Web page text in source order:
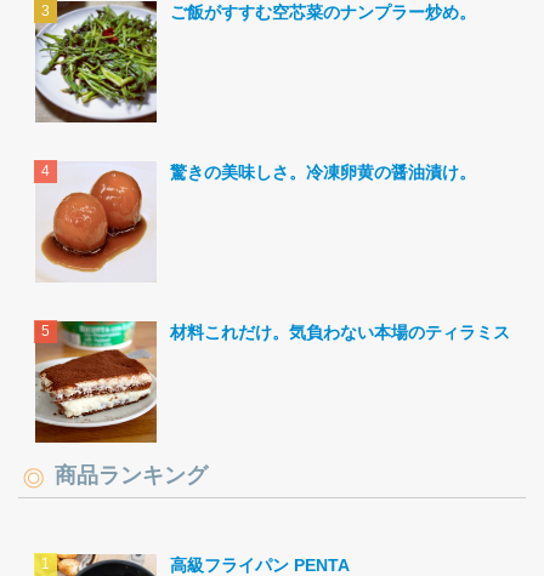
ご飯がすすむ空芯菜のナンプラー炒め。
驚きの美味しさ。冷凍卵黄の醤油漬け。
材料これだけ。気負わない本場のティラミス。
商品ランキング
高級フライパン PENTA